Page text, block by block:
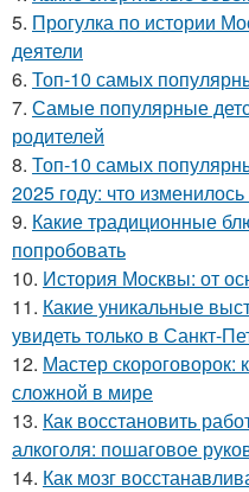
5. Прогулка по истории
деятели
6. Топ-10 самых
7. Самые популярные
родителей
8. Топ-10 самых
2025 году: что изменилось
9. Какие традиционные
попробовать
10. История Москвы: от
11. Какие уникальные
увидеть только в Санкт-
12. Мастер скороговорок:
сложной в мире
13. Как восстановить
алкоголя: пошаговое
14. Как мозг